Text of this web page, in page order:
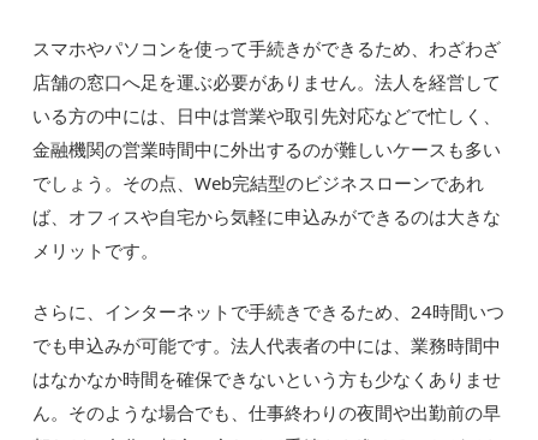
スマホやパソコンを使って手続きができるため、わざわざ
店舗の窓口へ足を運ぶ必要がありません。法人を経営して
いる方の中には、日中は営業や取引先対応などで忙しく、
金融機関の営業時間中に外出するのが難しいケースも多い
でしょう。その点、Web完結型のビジネスローンであれ
ば、オフィスや自宅から気軽に申込みができるのは大きな
メリットです。
さらに、インターネットで手続きできるため、24時間いつ
でも申込みが可能です。法人代表者の中には、業務時間中
はなかなか時間を確保できないという方も少なくありませ
ん。そのような場合でも、仕事終わりの夜間や出勤前の早